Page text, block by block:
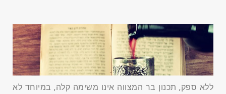
ללא ספק, תכנון בר המצווה אינו משימה קלה, במיוחד לא